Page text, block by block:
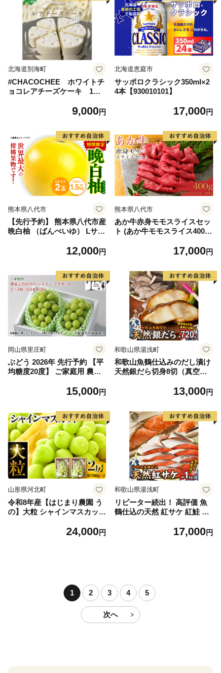
北海道別海町
#CHACOCHEE ホワイトチ
ョコレアチーズケーキ 1ホ
海町,チーズ,ちーず,チーズケ
9,000円
北海道恵庭市
サッポロクラシック350ml×2
4本【930010101】
17,000円
熊本県八代市
【先行予約】 熊本県八代市産
晩白柚 （ばんぺいゆ） Lサイ
もの フルーツ おやつ 特産 熊
12,000円
熊本県八代市
あか牛赤身モモスライスセッ
ト (あか牛モモスライス400
17,000円
岡山県里庄町
ぶどう 2026年 先行予約 【平
均糖度20度】 ご家庭用 農家
ット 2～3房 合計約1.2kg ブ
直送 】
15,000円
和歌山県湯浅町
和歌山魚鶴仕込みのだし漬け
天然銀だら切身8切（真空パ
製法 良質な脂 ふっくら 柔ら
ぶ だし漬け 煮付け ムニエル
味噌漬け 鍋物 冷凍 湯浅町 送
料無料_G7334
13,000円
山形県河北町
令和8年産【はじまり農園 う
の】大粒 シャインマスカット
河北町産 【河北町観光物産協
24,000円
和歌山県湯浅町
リピーター続出！ 高評価 魚
鶴仕込の天然 紅サケ 紅鮭 鮭
レビュー高評価 小分け 真空
町 送料無料_G7317
17,000円
1 2 3 4 5
次へ